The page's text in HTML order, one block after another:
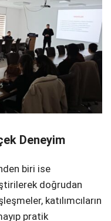
Deneyim
biri ise
doğrudan
katılımcıların
pratik